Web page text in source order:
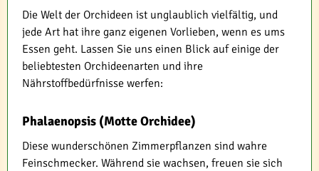
Die Welt der Orchideen ist unglaublich vielfältig, und
jede Art hat ihre ganz eigenen Vorlieben, wenn es ums
Essen geht. Lassen Sie uns einen Blick auf einige der
beliebtesten Orchideenarten und ihre
Nährstoffbedürfnisse werfen:
Phalaenopsis (Motte Orchidee)
Diese wunderschönen Zimmerpflanzen sind wahre
Feinschmecker. Während sie wachsen, freuen sie sich